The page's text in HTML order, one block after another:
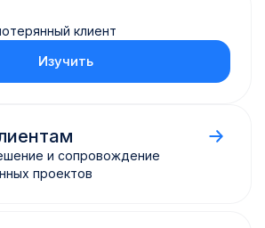
клиент
Изучить
и сопровождение
проектов